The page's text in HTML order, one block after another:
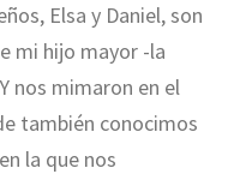
Elsa y Daniel, son
mi hijo mayor -la
nos mimaron en el
también conocimos
la que nos